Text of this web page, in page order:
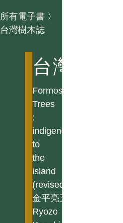
所有電子書 〉
台灣樹木誌
台灣樹木誌
Formosan
Trees
:
indigenous
to
the
island
(revised)
金平亮三
Ryozo